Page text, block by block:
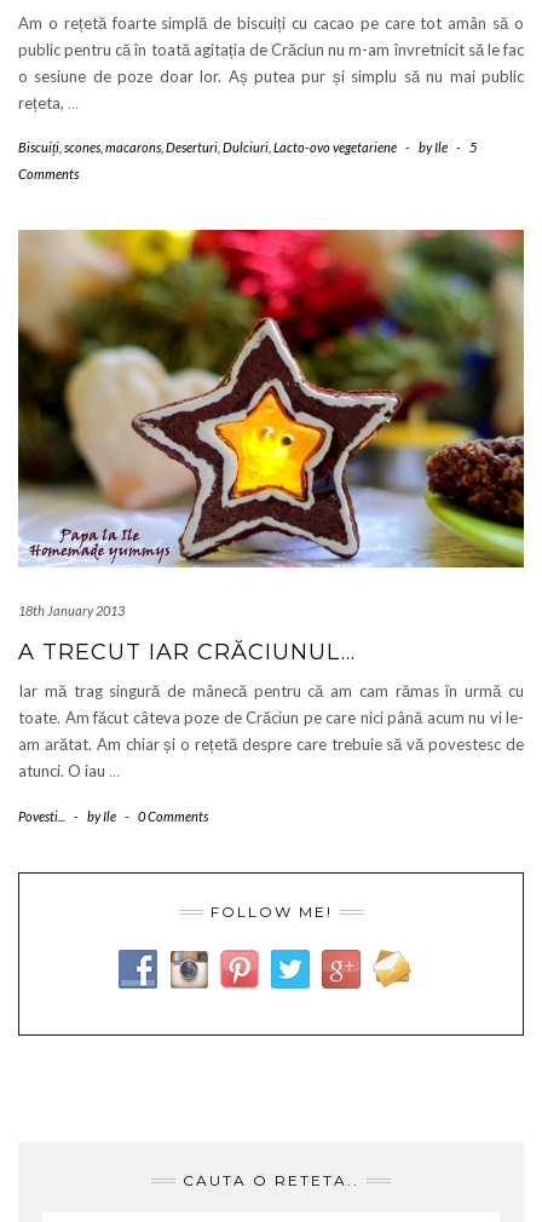
Am o rețetă foarte simplă de biscuiți cu cacao pe care tot amân să o
public pentru că în toată agitația de Crăciun nu m-am învretnicit să le fac
o sesiune de poze doar lor. Aș putea pur și simplu să nu mai public
rețeta, …
Biscuiți, scones, macarons Deserturi Dulciuri Lacto-ovo vegetariene - byIle -
5
Comments
18th January 2013
A TRECUT IAR CRĂCIUNUL…
Iar mă trag singură de mânecă pentru că am cam rămas în urmă cu
toate. Am făcut câteva poze de Crăciun pe care nici până acum nu vi le-
am arătat. Am chiar și o rețetă despre care trebuie să vă povestesc de
atunci. O iau …
Povesti... - byIle - 0 Comments
FOLLOW ME!
CAUTA O RETETA..